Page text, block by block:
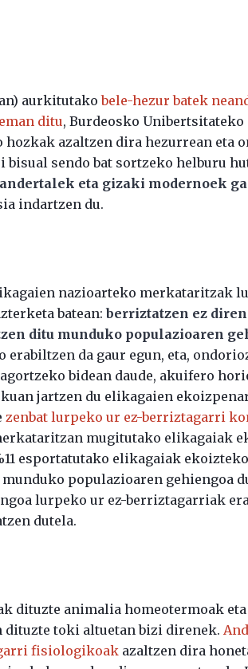
aurkitutakobele-hezur batek
ditu, Burdeosko
hozkak azaltzen dira hezurrean eta
sendo bat sortzeko helburu
eta gizaki modernoek
indartzen du.
nazioarteko merkataritzak
batean:berriztatzen ez
ditu munduko populazioaren
da gaur egun, eta,
bidean daude, akuifero
jartzen du elikagaien
zenbat lurpeko ur ez-berriztagarri
mugitutako elikagaiak
esportatutako elikagaiak
populazioaren gehiengoa
lurpeko ur ez-berriztagarriak
dutela.
dituzte animalia homeotermoak
dituzte toki altuetan bizi direnek.
fisiologikoak azaltzen dira